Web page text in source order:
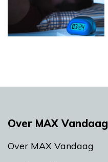
Over MAX Vandaag
Over MAX Vandaag